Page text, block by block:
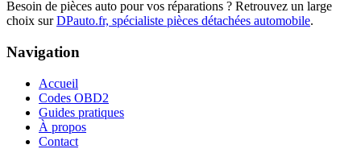
Besoin de pièces auto pour vos réparations ? Retrouvez un large
choix sur DPauto.fr, spécialiste pièces détachées automobile.
Navigation
Accueil
Codes OBD2
Guides pratiques
À propos
Contact